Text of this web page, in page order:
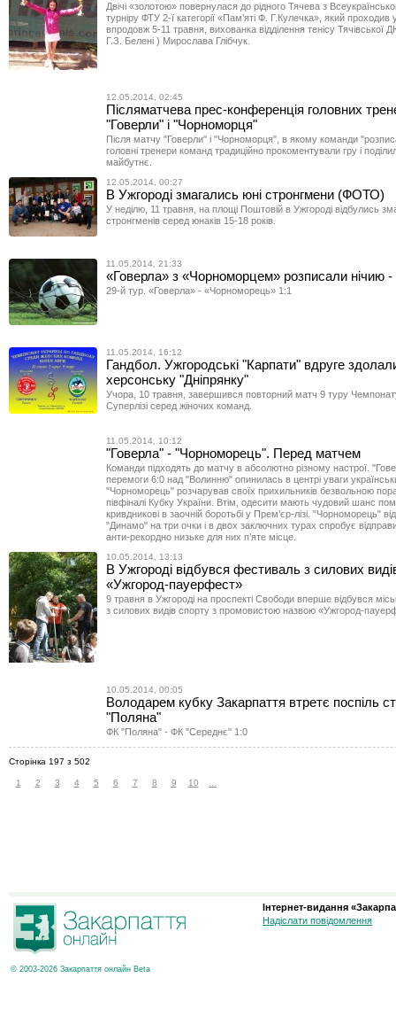
Двічі «золотою» повернулася до рідного Тячева з
турніру ФТУ 2-ї категорії «Пам’яті Ф. Г.Кулечка», який проходив
впродовж 5-11 травня, вихованка відділення тенісу
Г.З. Белені ) Мирослава Глібчук.
12.05.2014, 02:45
Післяматчева прес-конференція головних
"Говерли" і "Чорноморця"
Після матчу "Говерли" і "Чорноморця", в якому команди
головні тренери команд традиційно прокоментували гру і
майбутнє.
12.05.2014, 00:27
В Ужгороді змагались юні стронгмени (ФОТО)
У неділю, 11 травня, на площі Поштовій в Ужгороді відбулись
стронгменів серед юнаків 15-18 років.
11.05.2014, 21:33
«Говерла» з «Чорноморцем» розписали нічию -
29-й тур. «Говерла» - «Чорноморець» 1:1
11.05.2014, 16:12
Гандбол. Ужгородські "Карпати" вдруге
херсонську "Дніпрянку"
Учора, 10 травня, завершився повторний матч 9 туру
Суперлізі серед жіночих команд.
11.05.2014, 10:12
"Говерла" - "Чорноморець". Перед матчем
Команди підходять до матчу в абсолютно різному настрої.
перемоги 6:0 над "Волинню" опинилась в центрі уваги
"Чорноморець" розчарував своїх прихильників безвольною
півфіналі Кубку України. Втім, одесити мають чудовий шанс
кривдникові в заочній боротьбі у Прем’єр-лізі. "Чорноморець"
"Динамо" на три очки і в двох заключних турах спробує
анти-рекордно низьке для них п’яте місце.
10.05.2014, 13:13
В Ужгороді відбувся фестиваль з силових
«Ужгород-пауерфест»
9 травня в Ужгороді на проспекті Свободи вперше відбувся
з силових видів спорту з промовистою назвою «Ужгород-
10.05.2014, 00:05
Володарем кубку Закарпаття втретє поспіль
"Поляна"
ФК "Поляна" - ФК "Середнє" 1:0
Сторінка 197 з 502
1 2 3 4 5 6 7 8 9 10
© 2003-2026 Закарпаття онлайн Beta
Інтернет-видання
Надіслати повідомлення